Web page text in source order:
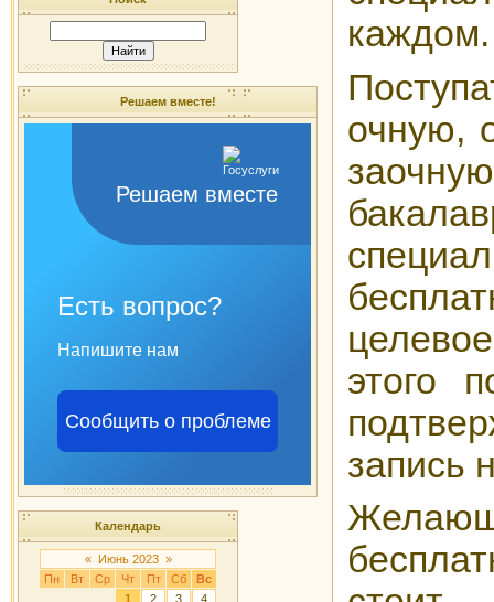
Решаем вместе!
Решаем вместе
Есть вопрос?
Напишите нам
Сообщить о проблеме
Календарь
« Июнь 2023 »
Пн
Вт Ср Чт Пт Сб
Вс
1
2 3
4
очную,
этого
запись